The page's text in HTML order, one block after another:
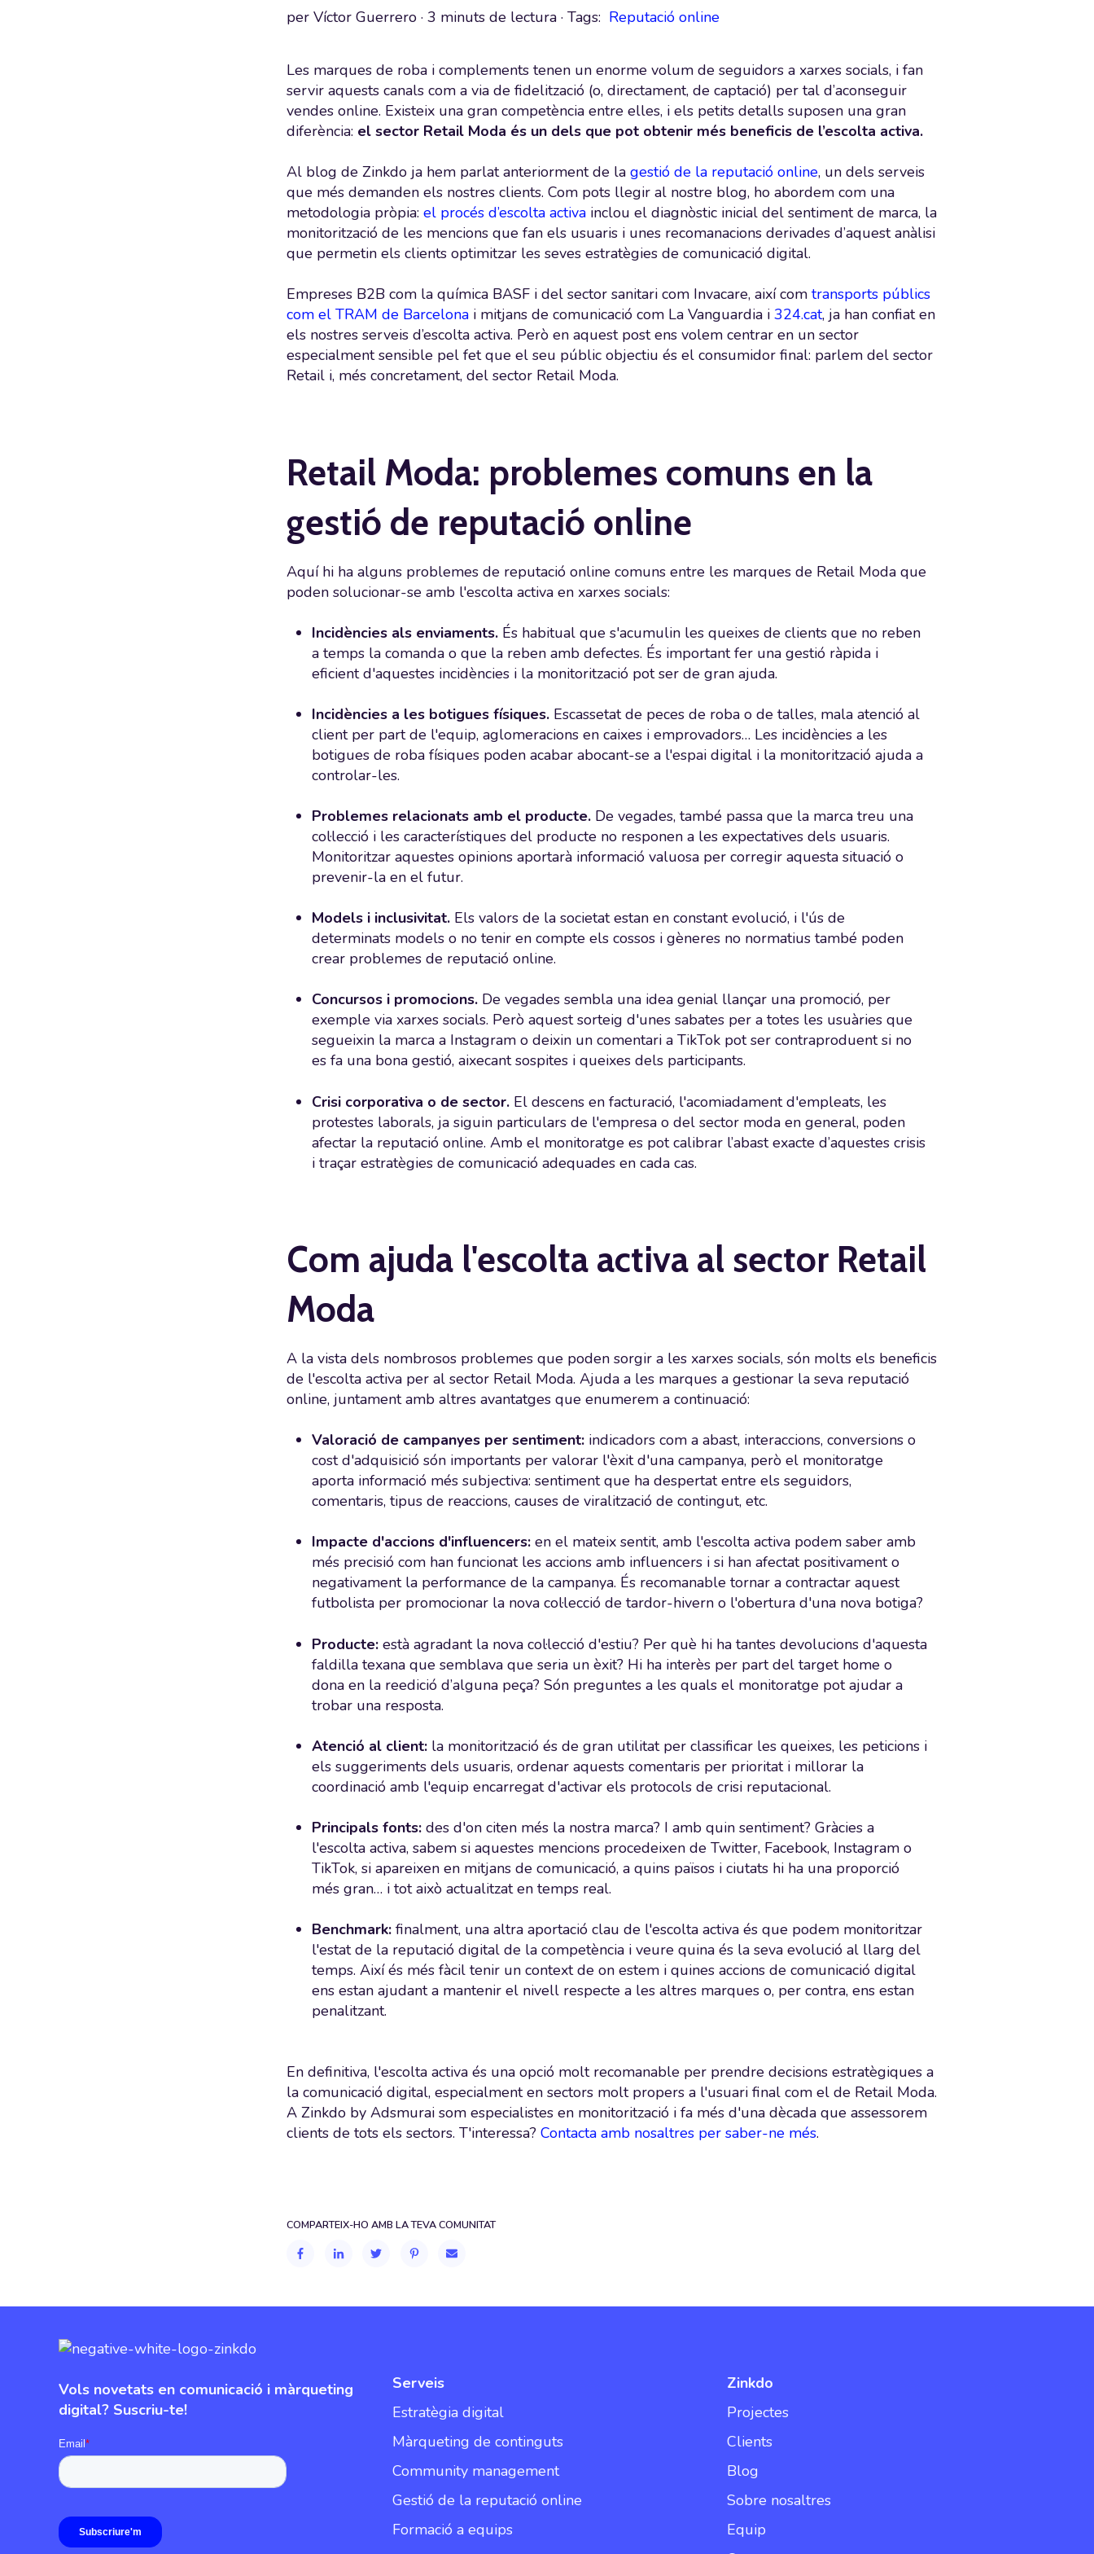
per Víctor Guerrero · 3 minuts de lectura · Tags: Reputació online
Les marques de roba i complements tenen un enorme volum de seguidors a xarxes socials, i fan
servir aquests canals com a via de fidelització (o, directament, de captació) per tal d’aconseguir
vendes online. Existeix una gran competència entre elles, i els petits detalls suposen una gran
diferència: el sector Retail Moda és un dels que pot obtenir més beneficis de l’escolta activa.
Al blog de Zinkdo ja hem parlat anteriorment de la gestió de la reputació online, un dels serveis
que més demanden els nostres clients. Com pots llegir al nostre blog, ho abordem com una
metodologia pròpia: el procés d’escolta activa inclou el diagnòstic inicial del sentiment de marca, la
monitorització de les mencions que fan els usuaris i unes recomanacions derivades d’aquest anàlisi
que permetin els clients optimitzar les seves estratègies de comunicació digital.
Empreses B2B com la química BASF i del sector sanitari com Invacare, així com transports públics
com el TRAM de Barcelona i mitjans de comunicació com La Vanguardia i 324.cat, ja han confiat en
els nostres serveis d’escolta activa. Però en aquest post ens volem centrar en un sector
especialment sensible pel fet que el seu públic objectiu és el consumidor final: parlem del sector
Retail i, més concretament, del sector Retail Moda.
Retail Moda: problemes comuns en la
gestió de reputació online
Aquí hi ha alguns problemes de reputació online comuns entre les marques de Retail Moda que
poden solucionar-se amb l'escolta activa en xarxes socials:
Incidències als enviaments. És habitual que s'acumulin les queixes de clients que no reben
a temps la comanda o que la reben amb defectes. És important fer una gestió ràpida i
eficient d'aquestes incidències i la monitorització pot ser de gran ajuda.
Incidències a les botigues físiques.Escassetat de peces de roba o de talles, mala atenció al
client per part de l'equip, aglomeracions en caixes i emprovadors… Les incidències a les
botigues de roba físiques poden acabar abocant-se a l'espai digital i la monitorització ajuda a
controlar-les.
Problemes relacionats amb el producte. De vegades, també passa que la marca treu una
col·lecció i les característiques del producte no responen a les expectatives dels usuaris.
Monitoritzar aquestes opinions aportarà informació valuosa per corregir aquesta situació o
prevenir-la en el futur.
Models i inclusivitat.Els valors de la societat estan en constant evolució, i l'ús de
determinats models o no tenir en compte els cossos i gèneres no normatius també poden
crear problemes de reputació online.
Concursos i promocions. De vegades sembla una idea genial llançar una promoció, per
exemple via xarxes socials. Però aquest sorteig d'unes sabates per a totes les usuàries que
segueixin la marca a Instagram o deixin un comentari a TikTok pot ser contraproduent si no
es fa una bona gestió, aixecant sospites i queixes dels participants.
Crisi corporativa o de sector.El descens en facturació, l'acomiadament d'empleats, les
protestes laborals, ja siguin particulars de l'empresa o del sector moda en general, poden
afectar la reputació online. Amb el monitoratge es pot calibrar l’abast exacte d’aquestes crisis
i traçar estratègies de comunicació adequades en cada cas.
Com ajuda l'escolta activa al sector Retail
Moda
A la vista dels nombrosos problemes que poden sorgir a les xarxes socials, són molts els beneficis
de l'escolta activa per al sector Retail Moda. Ajuda a les marques a gestionar la seva reputació
online, juntament amb altres avantatges que enumerem a continuació:
Valoració de campanyes per sentiment:indicadors com a abast, interaccions, conversions o
cost d'adquisició són importants per valorar l'èxit d'una campanya, però el monitoratge
aporta informació més subjectiva: sentiment que ha despertat entre els seguidors,
comentaris, tipus de reaccions, causes de viralització de contingut, etc.
Impacte d'accions d'influencers:en el mateix sentit, amb l'escolta activa podem saber amb
més precisió com han funcionat les accions amb influencers i si han afectat positivament o
negativament la performance de la campanya. És recomanable tornar a contractar aquest
futbolista per promocionar la nova col·lecció de tardor-hivern o l'obertura d'una nova botiga?
Producte: està agradant la nova col·lecció d'estiu? Per què hi ha tantes devolucions d'aquesta
faldilla texana que semblava que seria un èxit? Hi ha interès per part del target home o
dona en la reedició d’alguna peça? Són preguntes a les quals el monitoratge pot ajudar a
trobar una resposta.
Atenció al client: la monitorització és de gran utilitat per classificar les queixes, les peticions i
els suggeriments dels usuaris, ordenar aquests comentaris per prioritat i millorar la
coordinació amb l'equip encarregat d'activar els protocols de crisi reputacional.
Principals fonts: des d'on citen més la nostra marca? I amb quin sentiment? Gràcies a
l'escolta activa, sabem si aquestes mencions procedeixen de Twitter, Facebook, Instagram o
TikTok, si apareixen en mitjans de comunicació, a quins països i ciutats hi ha una proporció
més gran… i tot això actualitzat en temps real.
Benchmark: finalment, una altra aportació clau de l'escolta activa és que podem monitoritzar
l'estat de la reputació digital de la competència i veure quina és la seva evolució al llarg del
temps. Així és més fàcil tenir un context de on estem i quines accions de comunicació digital
ens estan ajudant a mantenir el nivell respecte a les altres marques o, per contra, ens estan
penalitzant.
En definitiva, l'escolta activa és una opció molt recomanable per prendre decisions estratègiques a
la comunicació digital, especialment en sectors molt propers a l'usuari final com el de Retail Moda.
A Zinkdo by Adsmurai som especialistes en monitorització i fa més d'una dècada que assessorem
clients de tots els sectors. T'interessa? Contacta amb nosaltres per saber-ne més.
COMPARTEIX-HO AMB LA TEVA COMUNITAT
Vols novetats en comunicació i màrqueting
digital? Suscriu-te!
Serveis
Estratègia digital
Màrqueting de continguts
Community management
Gestió de la reputació online
Formació a equips
Zinkdo
Projectes
Clients
Blog
Sobre nosaltres
Equip